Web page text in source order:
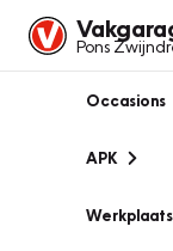
Pons
Occasions
APK
Werkplaats